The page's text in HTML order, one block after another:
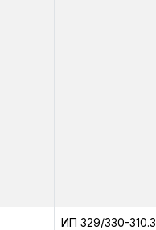
ИП 329/330-